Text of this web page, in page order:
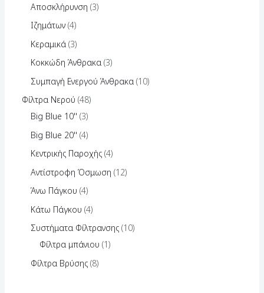
Αποσκλήρυνση 3
Ιζημάτων 4
Κεραμικά 3
Κοκκώδη Άνθρακα 3
Συμπαγή Ενεργού Άνθρακα 10
Φίλτρα Νερού 48
Big Blue 10'' 3
Big Blue 20'' 4
Κεντρικής Παροχής 4
Αντίστροφη Όσμωση 12
Άνω Πάγκου 4
Κάτω Πάγκου 4
Συστήματα Φίλτρανσης 10
Φίλτρα μπάνιου 1
Φίλτρα Βρύσης 8